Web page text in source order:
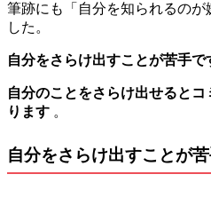
筆跡にも「自分を知られるのが
した。
自分をさらけ出すことが苦手で
自分のことをさらけ出せると
ります 。
自分をさらけ出すことが